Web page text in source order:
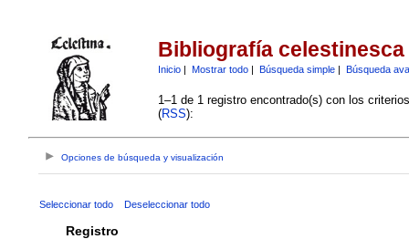
Bibliografía celestinesca
Inicio| Mostrar todo| Búsqueda simple| Búsqueda
1–1 de 1 registro encontrado(s) con los
(RSS):
Opciones de búsqueda y visualización
Seleccionar todo Deseleccionar todo
Registro